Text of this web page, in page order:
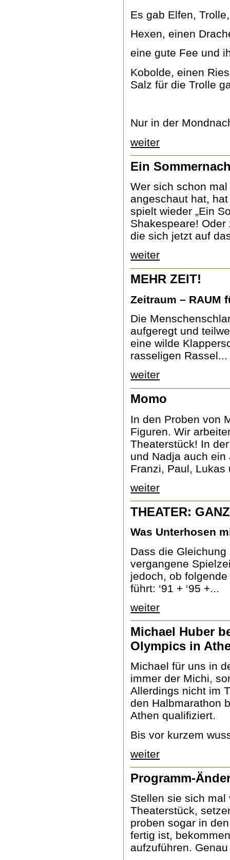
Es gab Elfen,
Hexen, einen
eine gute Fee und
Kobolde, einen
Salz für die Trolle
Nur in der
weiter
Ein
Wer sich schon
angeschaut hat,
spielt wieder „Ein
Shakespeare!
die sich jetzt auf
weiter
MEHR ZEIT!
Zeitraum – RAUM
Die
aufgeregt und
eine wilde
rasseligen Rassel...
weiter
Momo
In den Proben von
Figuren. Wir
Theaterstück! In
und Nadja auch ein
Franzi, Paul, Lukas
weiter
THEATER:
Was Unterhosen
Dass die Gleichung
vergangene
jedoch, ob
führt: ‘91 + ‘95 +...
weiter
Michael Huber
Olympics in
Michael für uns in
immer der Michi,
Allerdings nicht im
den Halbmarathon
Athen qualifiziert.
Bis vor kurzem
weiter
Programm-
Stellen sie sich
Theaterstück,
proben sogar in
fertig ist,
aufzuführen.